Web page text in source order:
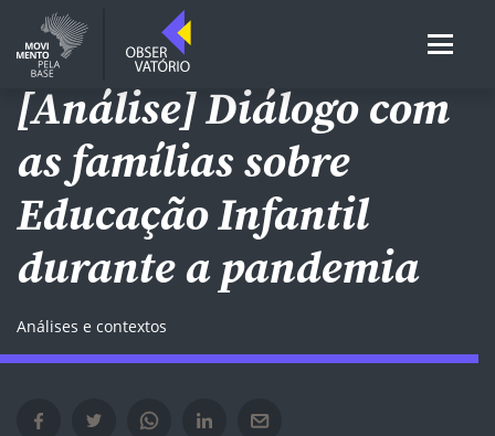
REDES DE EI E EF
[Análise] Diálogo com
as famílias sobre
Educação Infantil
durante a pandemia
Análises e contextos
Compartilhar no Facebook em nova janela
Compartilhar no Twitter em nova janela
Compartilhar no Whatsapp em nova janela
Compartilhar no Linkedin em nova janela
Compartilhar por e-mail em nova janela